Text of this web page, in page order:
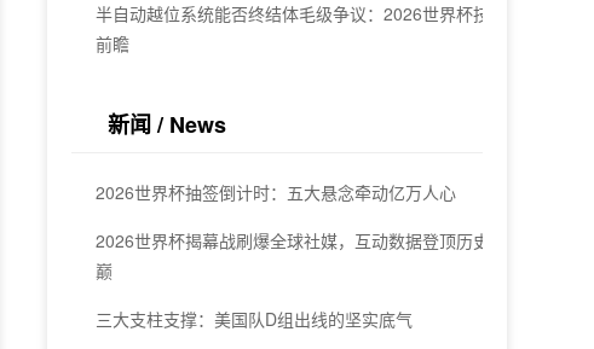
半自动越位系统能否终结体毛级争议：2026世界杯技术
前瞻
新闻 / News
2026世界杯抽签倒计时：五大悬念牵动亿万人心
2026世界杯揭幕战刷爆全球社媒，互动数据登顶历史之
巅
三大支柱支撑：美国队D组出线的坚实底气